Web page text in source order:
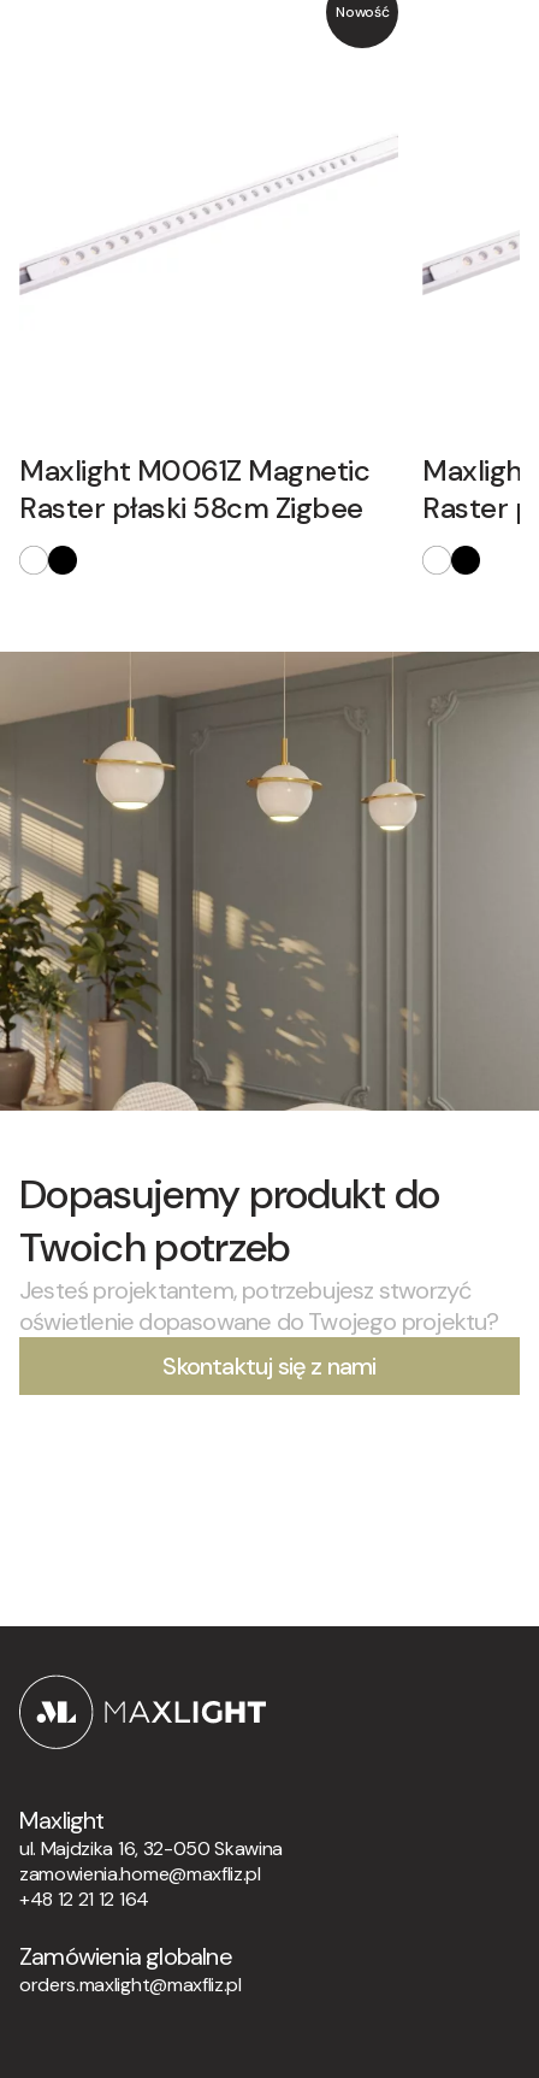
Nowość
Maxlight M0061Z Magnetic
Raster płaski 58cm Zigbee
Raster
Dopasujemy produkt do
Twoich potrzeb
Jesteś projektantem, potrzebujesz stworzyć
oświetlenie dopasowane do Twojego projektu?
Skontaktuj się z nami
Maxlight
ul. Majdzika 16, 32-050 Skawina
zamowienia.home@maxfliz.pl
+48 12 21 12 164
Zamówienia globalne
orders.maxlight@maxfliz.pl